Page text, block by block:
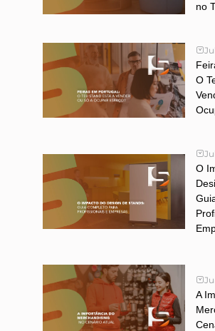
no
O
O
A